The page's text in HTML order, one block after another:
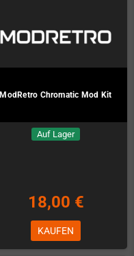
ModRetro Chromatic Mod Kit
Auf Lager
18,00 €
KAUFEN